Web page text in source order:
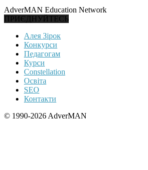
AdverMAN Education Network
ПРИЄДНУЙТЕСЬ
Алея Зірок
Конкурси
Педагогам
Курси
Constellation
Освіта
SEO
Контакти
© 1990-2026 AdverMAN